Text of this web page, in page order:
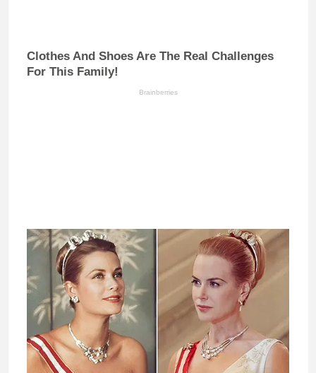
Clothes And Shoes Are The Real Challenges
For This Family!
Brainberries